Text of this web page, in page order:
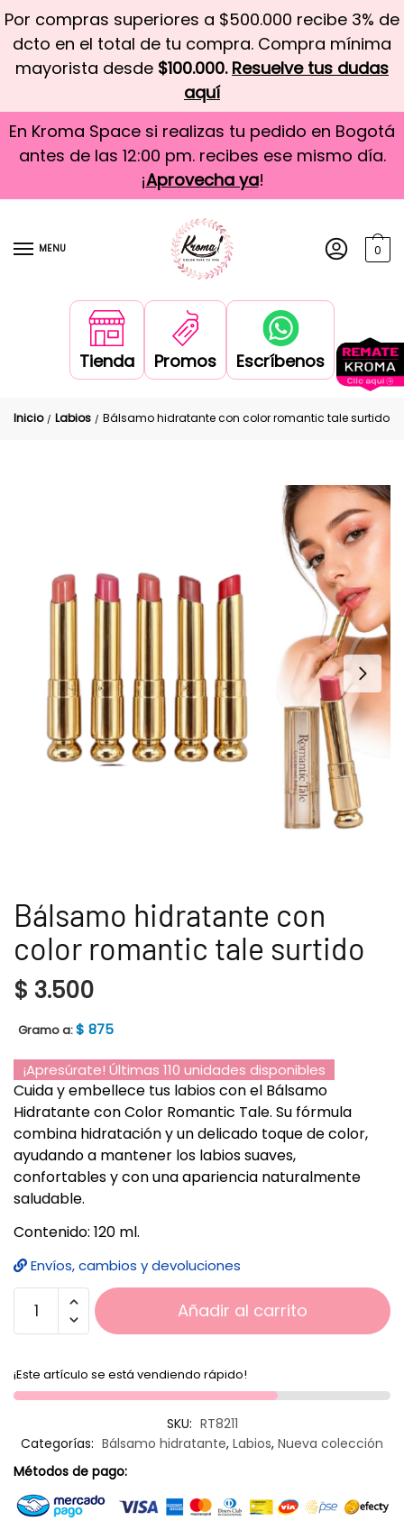
Por compras superiores a $500.000 recibe 3% de
dcto en el total de tu compra. Compra mínima
mayorista desde $100.000. Resuelve tus dudas
aquí
En Kroma Space si realizas tu pedido en Bogotá
antes de las 12:00 pm. recibes ese mismo día.
¡Aprovecha ya!
MENU 0
Tienda Promos Escríbenos
Inicio / Labios / Bálsamo hidratante con color romantic tale surtido
Bálsamo hidratante con
color romantic tale surtido
$ 3.500
Gramo a:$ 875
¡Apresúrate! Últimas 110 unidades disponibles
Cuida y embellece tus labios con el Bálsamo
Hidratante con Color Romantic Tale. Su fórmula
combina hidratación y un delicado toque de color,
ayudando a mantener los labios suaves,
confortables y con una apariencia naturalmente
saludable.
Contenido: 120 ml.
Envíos, cambios y devoluciones
Añadir al carrito
¡Este artículo se está vendiendo rápido!
SKU: RT8211
Categorías: Bálsamo hidratante, Labios, Nueva colección
Métodos de pago: